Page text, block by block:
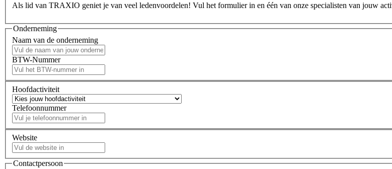
Als lid van TRAXIO geniet je van veel ledenvoordelen! Vul het formulier in en één van onze specialisten van jouw
Onderneming
Naam van de onderneming
BTW-Nummer
Hoofdactiviteit
Telefoonnummer
Website
Contactpersoon